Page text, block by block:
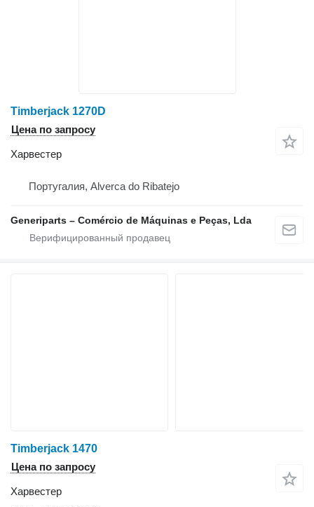
Timberjack 1270D
Цена по запросу
Харвестер
Португалия, Alverca do Ribatejo
Generiparts – Comércio de Máquinas e Peças, Lda
Timberjack 1470
Цена по запросу
Харвестер